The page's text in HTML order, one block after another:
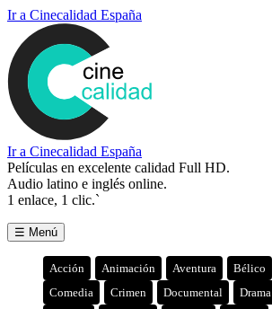
Ir a Cinecalidad España
Ir a Cinecalidad España
Películas en excelente calidad Full HD.
Audio latino e inglés online.
1 enlace, 1 clic.`
☰ Menú
Acción Animación Aventura Bélico
Comedia
Crimen Documental Drama